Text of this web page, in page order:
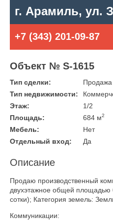
г. Арамиль, ул.
+7 (343) 201-09-87
Объект № S-1615
Тип сделки:
Продажа
Тип недвижимости:
Этаж:
1/2
Площадь:
684 м2
Мебель:
Нет
Отдельный вход:
Да
Описание
Продаю производственный
двухэтажное общей площадью
сотки); Категория земель:
Коммуникации: